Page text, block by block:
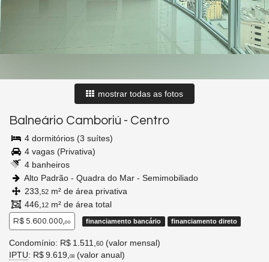
mostrar todas as fotos
Balneário Camboriú - Centro
4 dormitórios (3 suítes)
4 vagas (Privativa)
4 banheiros
Alto Padrão - Quadra do Mar - Semimobiliado
233, 52 m² de área privativa
446, 12 m² de área total
R$ 5.600.000,00 financiamento bancário financiamento direto
Condomínio: R$ 1.511, 60 (valor mensal)
IPTU: R$ 9.619, 08 (valor anual)